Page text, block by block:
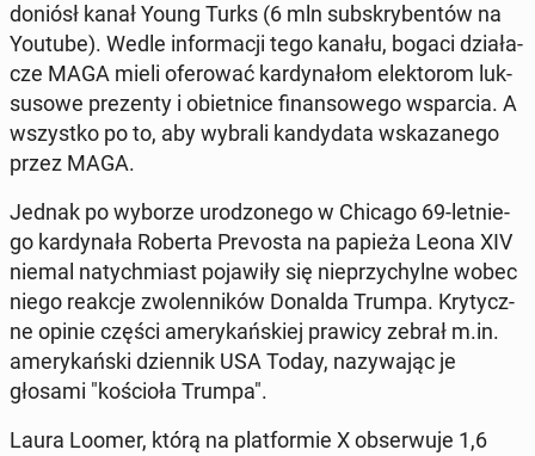
doniósł kanał Young Turks (6 mln sub­skry­ben­tów na
Youtube). Wedle in­for­ma­cji tego kanału, bogaci dzia­ła­
cze MAGA mieli ofe­ro­wać kar­dy­na­łom elek­to­rom luk­
su­so­we pre­zen­ty i obiet­ni­ce fi­nan­so­we­go wspar­cia. A
wszyst­ko po to, aby wybrali kan­dy­da­ta wska­za­ne­go
przez MAGA.
Jednak po wyborze uro­dzo­ne­go w Chicago 69-let­nie­
go kar­dy­na­ła Roberta Pre­vo­sta na papieża Leona XIV
niemal na­tych­miast po­ja­wi­ły się nie­przy­chyl­ne wobec
niego reakcje zwo­len­ni­ków Donalda Trumpa. Kry­tycz­
ne opinie części ame­ry­kań­skiej prawicy zebrał m.in.
ame­ry­kań­ski dzien­nik USA Today, na­zy­wa­jąc je
głosami "ko­ścio­ła Trumpa".
Laura Loomer, którą na plat­for­mie X ob­ser­wu­je 1,6